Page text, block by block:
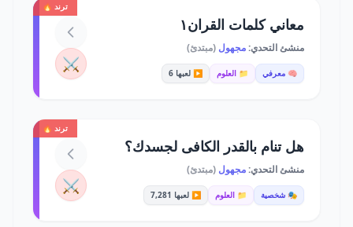
ترند 🔥
معاني كلمات القران١
منشئ التحدي:مجهول (مبتدئ)
🧠 معرفي 📁 العلوم ▶️ لعبها 6 ⚔️
ترند 🔥
هل تنام بالقدر الكافى لجسدك؟
منشئ التحدي:مجهول (مبتدئ)
🎭 شخصية 📁 العلوم ▶️ لعبها 7,281 ⚔️